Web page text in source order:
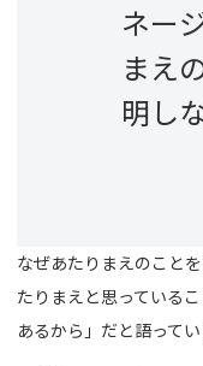
ネー
まえ
明し
なぜあたりまえのこと
たりまえと思っている
あるから」だと語ってい